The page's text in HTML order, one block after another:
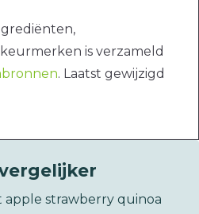
is verzameld
. Laatst gewijzigd
apple strawberry quinoa